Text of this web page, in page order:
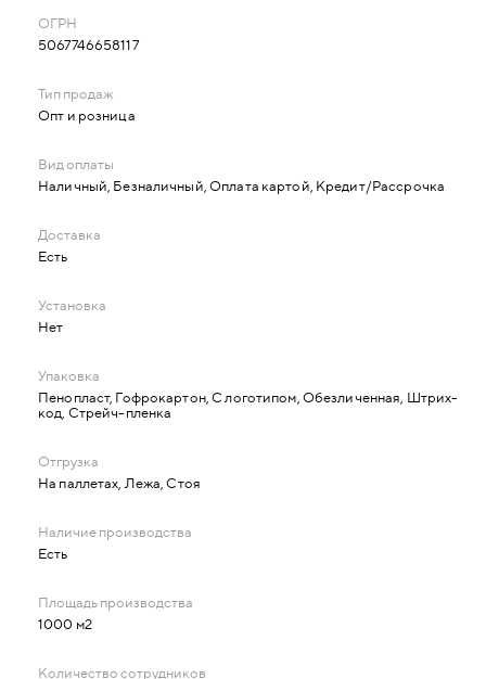
5067746658117
Опт и розница
Наличный, Безналичный, Оплата картой, Кредит/Рассрочка
Есть
Нет
Пенопласт, Гофрокартон, С логотипом, Обезличенная, Штрих-
код, Стрейч-пленка
На паллетах, Лежа, Стоя
Есть
1000 м2